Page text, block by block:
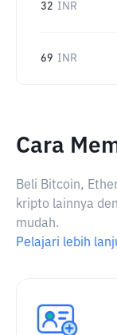
32 INR
69 INR
Cara
Beli Bitcoin,
kripto lainnya
mudah.
Pelajari lebih